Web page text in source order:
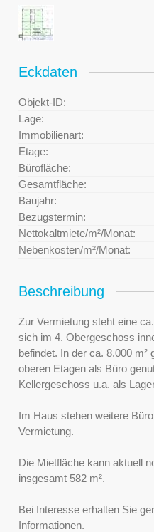
Eckdaten
Objekt-ID:
Lage:
Immobilienart:
Etage:
Bürofläche:
Gesamtfläche:
Baujahr:
Bezugstermin:
Nettokaltmiete/m²/Monat:
Nebenkosten/m²/Monat:
Beschreibung
Zur Vermietung steht eine
sich im 4. Obergeschoss
befindet. In der ca. 8.000
oberen Etagen als Büro
Kellergeschoss u.a. als
Im Haus stehen weitere
Vermietung.
Die Mietfläche kann aktuell
insgesamt 582 m².
Bei Interesse erhalten Sie
Informationen.